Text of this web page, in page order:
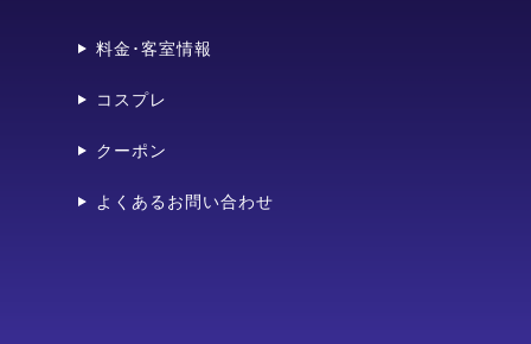
料金･客室情報
コスプレ
クーポン
よくあるお問い合わせ